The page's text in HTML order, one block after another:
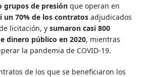
grupos de presión que operan en
un 70% de los contratos adjudicados
licitación, ysumaron casi 800
dinero público en 2020, mientras
la pandemia de COVID-19.
de los que se beneficiaron los